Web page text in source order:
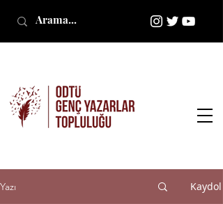
Yazı Kaydol